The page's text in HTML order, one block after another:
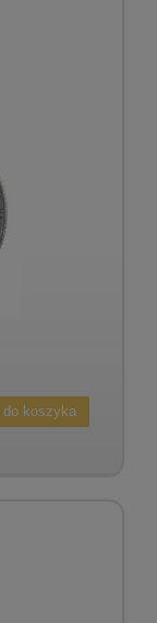
do koszyka